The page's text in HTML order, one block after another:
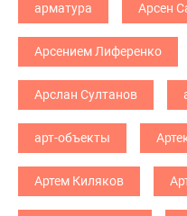
арматура Арсен
Арсением Лиференко
Арслан Султанов
арт-объекты
Артем Киляков